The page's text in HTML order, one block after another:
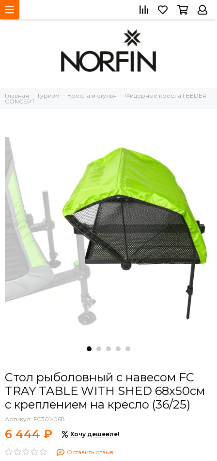
Главная Туризм Кресла и стулья
Фидерные кресла FEEDER
CONCEPT
Стол рыболовный с навесом FC
TRAY TABLE WITH SHED 68x50см
с креплением на кресло (36/25)
Артикул: FC301-068
6 444 ₽ Хочу дешевле!
Оставить отзыв